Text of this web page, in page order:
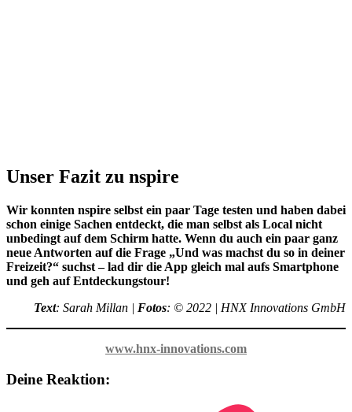
Unser Fazit zu nspire
Wir konnten nspire selbst ein paar Tage testen und haben dabei
schon einige Sachen entdeckt, die man selbst als Local nicht
unbedingt auf dem Schirm hatte. Wenn du auch ein paar ganz
neue Antworten auf die Frage „Und was machst du so in deiner
Freizeit?“ suchst – lad dir die App gleich mal aufs Smartphone
und geh auf Entdeckungstour!
Text: Sarah Millan | Fotos: © 2022 | HNX Innovations GmbH
www.hnx-innovations.com
Deine Reaktion: